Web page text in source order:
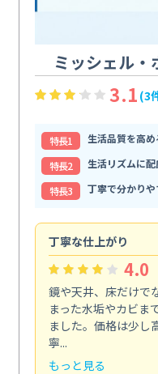
ミッシェル・
3.1 (3
特⻑1
生活品質を高
特⻑2
生活リズムに
特⻑3
丁寧で分かりや
丁寧な仕上がり
4.0
鏡や天井、床だけで
まった水垢やカビま
ました。価格は少し
寧...
もっと見る